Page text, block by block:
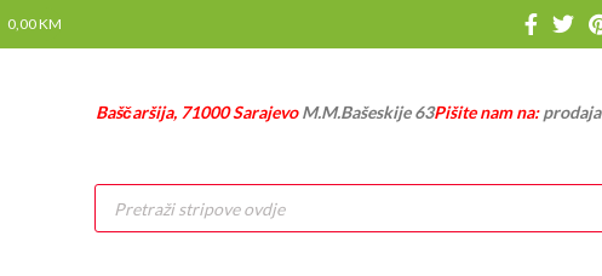
0,00KM
Baščaršija, 71000 SarajevoM.M.Bašeskije 63Pišite nam na:
Products
search